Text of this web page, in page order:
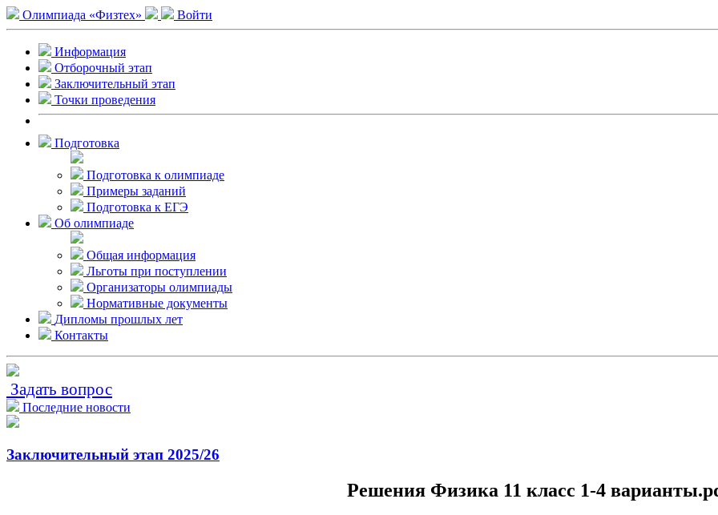
Олимпиада «Физтех» Войти
Информация
Отборочный этап
Заключительный этап
Точки проведения
Подготовка
Подготовка к олимпиаде
Примеры заданий
Подготовка к ЕГЭ
Об олимпиаде
Общая информация
Льготы при поступлении
Организаторы олимпиады
Нормативные документы
Дипломы прошлых лет
Контакты
Задать вопрос
Последние новости
Заключительный этап 2025/26
Решения Физика 11 класс 1-4